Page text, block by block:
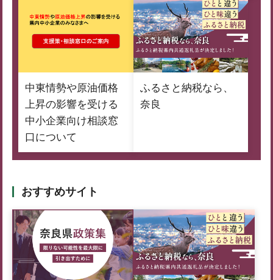
中東情勢や原油価格
上昇の影響を受ける
中小企業向け相談窓
口について
ふるさと納税なら、
奈良
おすすめサイト